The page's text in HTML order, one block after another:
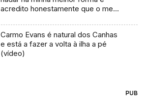
acredito honestamente que o meu
Carmo Evans é natural dos Canhas
e está a fazer a volta à ilha a pé
(vídeo)
PUB